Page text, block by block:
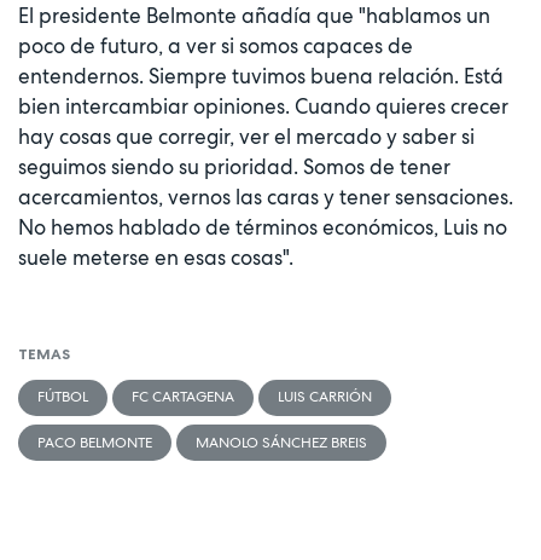
El presidente Belmonte añadía que "hablamos un
poco de futuro, a ver si somos capaces de
entendernos. Siempre tuvimos buena relación. Está
bien intercambiar opiniones. Cuando quieres crecer
hay cosas que corregir, ver el mercado y saber si
seguimos siendo su prioridad. Somos de tener
acercamientos, vernos las caras y tener sensaciones.
No hemos hablado de términos económicos, Luis no
suele meterse en esas cosas".
TEMAS
FÚTBOL FC CARTAGENA LUIS CARRIÓN
PACO BELMONTE MANOLO SÁNCHEZ BREIS